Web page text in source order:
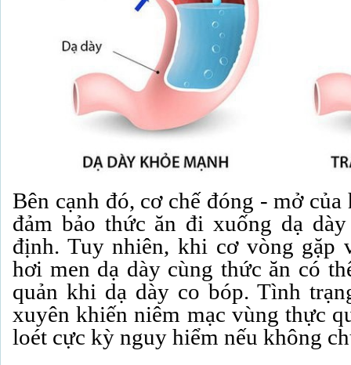
Bên cạnh đó, cơ chế đóng - mở
đảm bảo thức ăn đi xuống dạ
định. Tuy nhiên, khi cơ vòng gặp
hơi men dạ dày cùng thức ăn có
quản khi dạ dày co bóp. Tình
xuyên khiến niêm mạc vùng thực
loét cực kỳ nguy hiểm nếu không